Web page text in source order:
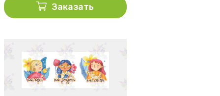
Заказать